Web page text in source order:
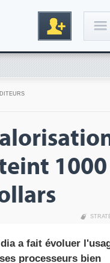
Inscription
1000
a fait évoluer
processeurs bien